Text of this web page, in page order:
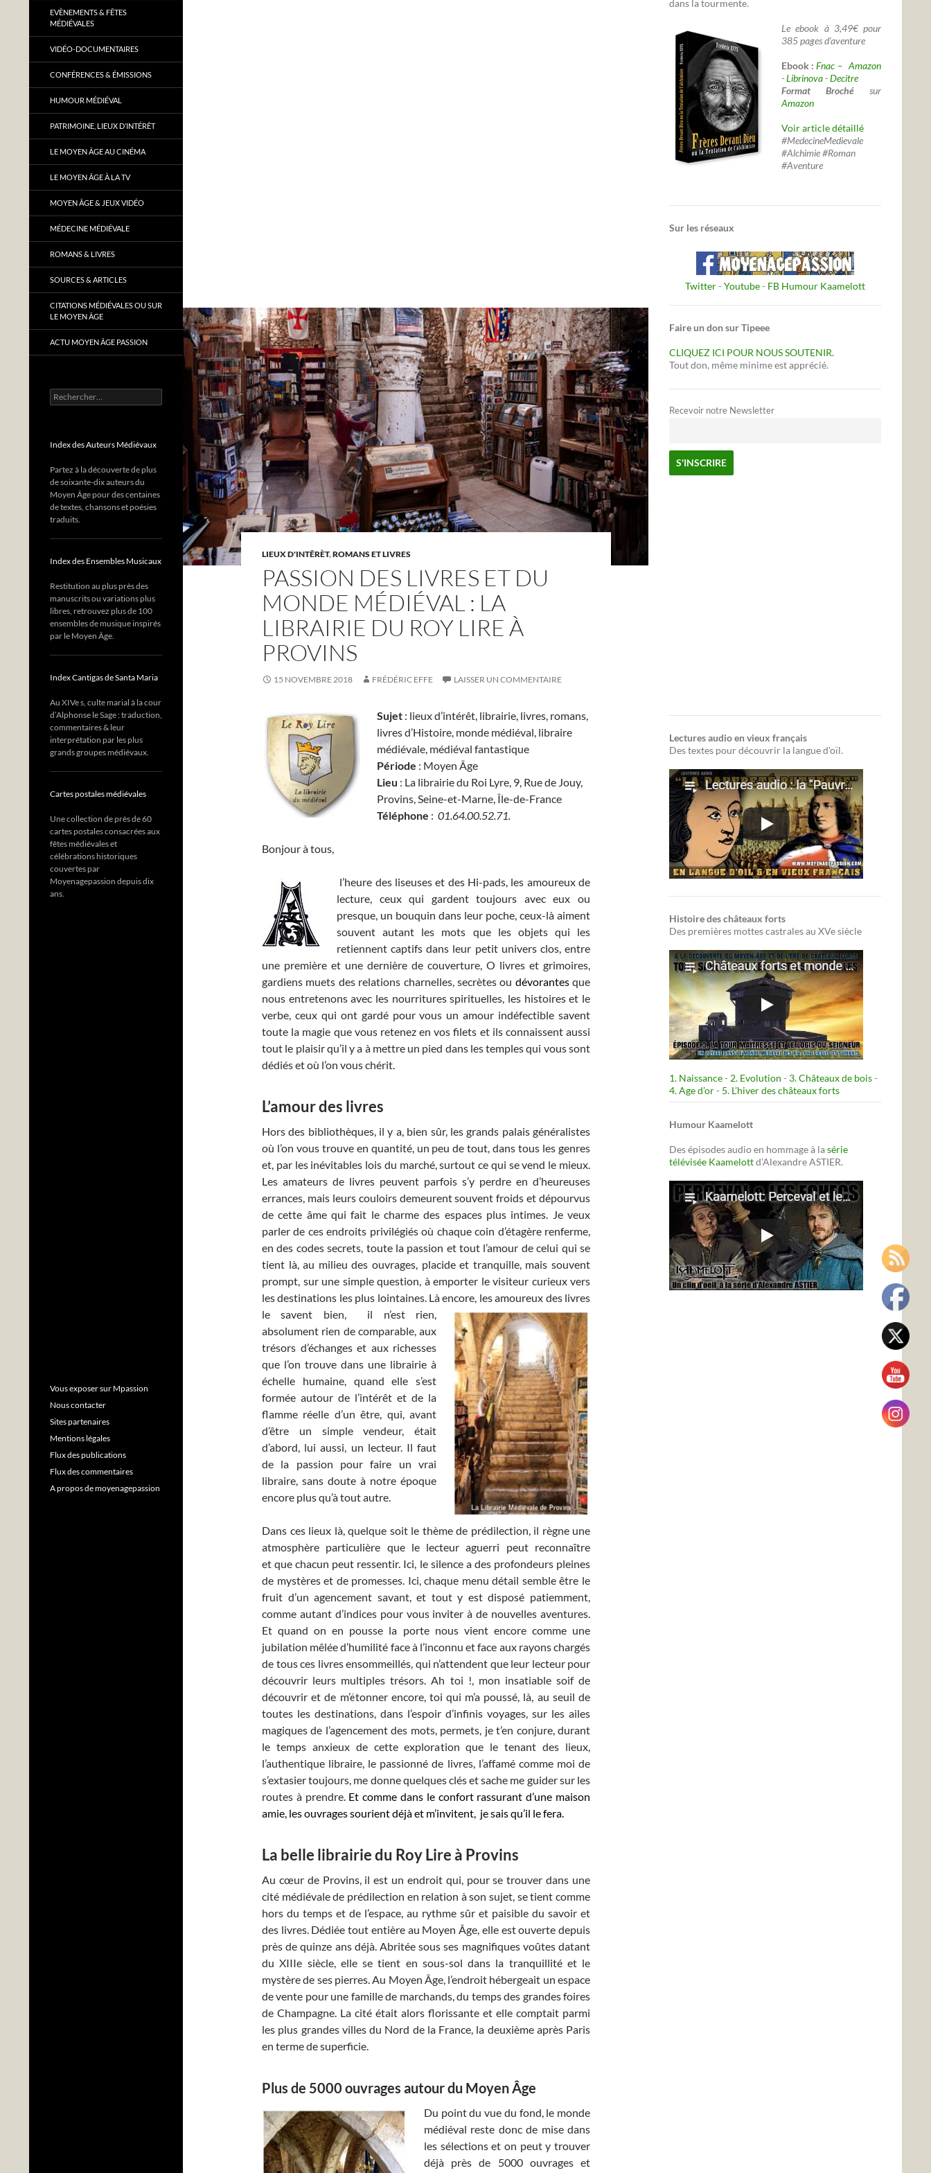
LIEUX D'INTÊRÈT,ROMANS ET LIVRES
PASSION DES LIVRES ET DU
MONDE MÉDIÉVAL : LA
LIBRAIRIE DU ROY LIRE À
PROVINS
15 NOVEMBRE 2018 FRÉDÉRIC EFFE LAISSER UN COMMENTAIRE
Sujet : lieux d’intérêt, librairie, livres, romans,
livres d’Histoire, monde médiéval, libraire
médiévale, médiéval fantastique
Période : Moyen Âge
Lieu : La librairie du Roi Lyre, 9, Rue de Jouy,
Provins, Seine-et-Marne, Île-de-France
Téléphone : 01.64.00.52.71.
Bonjour à tous,
l’heure des liseuses et des Hi-pads, les amoureux de
lecture, ceux qui gardent toujours avec eux ou
presque, un bouquin dans leur poche, ceux-là aiment
souvent autant les mots que les objets qui les
retiennent captifs dans leur petit univers clos, entre
une première et une dernière de couverture, O livres et grimoires,
gardiens muets des relations charnelles, secrètes ou dévorantesque
nous entretenons avec les nourritures spirituelles, les histoires et le
verbe, ceux qui ont gardé pour vous un amour indéfectible savent
toute la magie que vous retenez en vos filets et ils connaissent aussi
tout le plaisir qu’il y a à mettre un pied dans les temples qui vous sont
dédiés et où l’on vous chérit.
L’amour des livres
Hors des bibliothèques, il y a, bien sûr, les grands palais généralistes
où l’on vous trouve en quantité, un peu de tout, dans tous les genres
et, par les inévitables lois du marché, surtout ce qui se vend le mieux.
Les amateurs de livres peuvent parfois s’y perdre en d’heureuses
errances, mais leurs couloirs demeurent souvent froids et dépourvus
de cette âme qui fait le charme des espaces plus intimes. Je veux
parler de ces endroits privilégiés où chaque coin d’étagère renferme,
en des codes secrets, toute la passion et tout l’amour de celui qui se
tient là, au milieu des ouvrages, placide et tranquille, mais souvent
prompt, sur une simple question, à emporter le visiteur curieux vers
les destinations les plus lointaines. Là encore, les amoureux des livres
lesavent bien, il n’est rien,
absolument rien de comparable, aux
trésors d’échanges et aux richesses
que l’on trouve dans une librairie à
échelle humaine, quand elle s’est
formée autour de l’intérêt et de la
flamme réelle d’un être, qui, avant
d’être un simple vendeur, était
d’abord, lui aussi, un lecteur. Il faut
de la passion pour faire un vrai
libraire, sans doute à notre époque
encore plus qu’à tout autre.
Dans ces lieux là, quelque soit le thème de prédilection, il règne une
atmosphère particulière que le lecteur aguerri peut reconnaître
et que chacun peut ressentir. Ici, le silence a des profondeurs pleines
de mystères et de promesses. Ici, chaque menu détail semble être le
fruit d’un agencement savant, et tout y est disposé patiemment,
comme autant d’indices pour vous inviter à de nouvelles aventures.
Et quand on en pousse la porte nous vient encore comme une
jubilation mêlée d’humilité face à l’inconnu et face aux rayons chargés
de tous ces livres ensommeillés, qui n’attendent que leur lecteur pour
découvrir leurs multiples trésors. Ah toi !, mon insatiable soif de
découvrir et de m’étonner encore, toi qui m’a poussé, là, au seuil de
toutes les destinations, dans l’espoir d’infinis voyages, sur les ailes
magiques de l’agencement des mots, permets, je t’en conjure, durant
le temps anxieux de cette exploration que le tenant des lieux,
l’authentique libraire, le passionné de livres, l’affamé comme moi de
s’extasier toujours, me donne quelques clés et sache me guider sur les
routes à prendre. Et comme dans le confort rassurant d’une maison
amie, les ouvrages sourient déjà et m’invitent, je sais qu’il le fera.
La belle librairie du Roy Lire à Provins
Au cœur de Provins, il est un endroit qui, pour se trouver dans une
cité médiévale de prédilection en relation à son sujet, se tient comme
hors du temps et de l’espace, au rythme sûr et paisible du savoir et
des livres. Dédiée tout entière au Moyen Âge, elle est ouverte depuis
près de quinze ans déjà. Abritée sous ses magnifiques voûtes datant
du XIIIe siècle, elle se tient en sous-sol dans la tranquillité et le
mystère de ses pierres. Au Moyen Âge, l’endroit hébergeait un espace
de vente pour une famille de marchands, du temps des grandes foires
de Champagne. La cité était alors florissante et elle comptait parmi
les plus grandes villes du Nord de la France, la deuxième après Paris
en terme de superficie.
Plus de 5000 ouvrages autour du Moyen Âge
Du point du vue du fond, le monde
médiéval reste donc de mise dans
les sélections et on peut y trouver
déjà près de 5000 ouvrages et
dans la tourmente.
Le ebook à 3,49€ pour
385 pages d'aventure
Ebook :Fnac – Amazon
-Librinova-Decitre
Format Broché sur
Amazon
Voir article détaillé
#MedecineMedievale
#Alchimie #Roman
#Aventure
Sur les réseaux
Twitter- Youtube- FB Humour Kaamelott
Faire un don sur Tipeee
CLIQUEZ ICI POUR NOUS SOUTENIR.
Tout don, même minime est apprécié.
Recevoir notre Newsletter
Lectures audio en vieux français
Des textes pour découvrir la langue d'oïl.
Histoire des châteaux forts
Des premières mottes castrales au XVe siècle
1. Naissance- 2. Evolution - 3. Châteaux de bois-
4. Age d’or- 5. L’hiver des châteaux forts
Humour Kaamelott
Des épisodes audio en hommage à lasérie
télévisée Kaamelottd'Alexandre ASTIER.
EVÈNEMENTS & FÊTES
MÉDIÉVALES
VIDÉO-DOCUMENTAIRES
CONFÉRENCES & ÉMISSIONS
HUMOUR MÉDIÉVAL
PATRIMOINE, LIEUX D’INTÉRÊT
LE MOYEN ÂGE AU CINÉMA
LE MOYEN ÂGE À LA TV
MOYEN ÂGE & JEUX VIDÉO
MÉDECINE MÉDIÉVALE
ROMANS & LIVRES
SOURCES & ARTICLES
CITATIONS MÉDIÉVALES OU SUR
LE MOYEN ÂGE
ACTU MOYEN ÂGE PASSION
Rechercher :
Index des Auteurs Médiévaux
Partez à la découverte de plus
de soixante-dix auteurs du
Moyen Âge pour des centaines
de textes, chansons et poésies
traduits.
Index des Ensembles Musicaux
Restitution au plus près des
manuscrits ou variations plus
libres, retrouvez plus de 100
ensembles de musique inspirés
par le Moyen Âge.
Index Cantigas de Santa Maria
Au XIVe s, culte marial à la cour
d’Alphonse le Sage : traduction,
commentaires & leur
interprétation par les plus
grands groupes médiévaux.
Cartes postales médiévales
Une collection de près de 60
cartes postales consacrées aux
fêtes médiévales et
célébrations historiques
couvertes par
Moyenagepassion depuis dix
ans.
Vous exposer sur Mpassion
Nous contacter
Sites partenaires
Mentions légales
Flux des publications
Flux des commentaires
A propos de moyenagepassion